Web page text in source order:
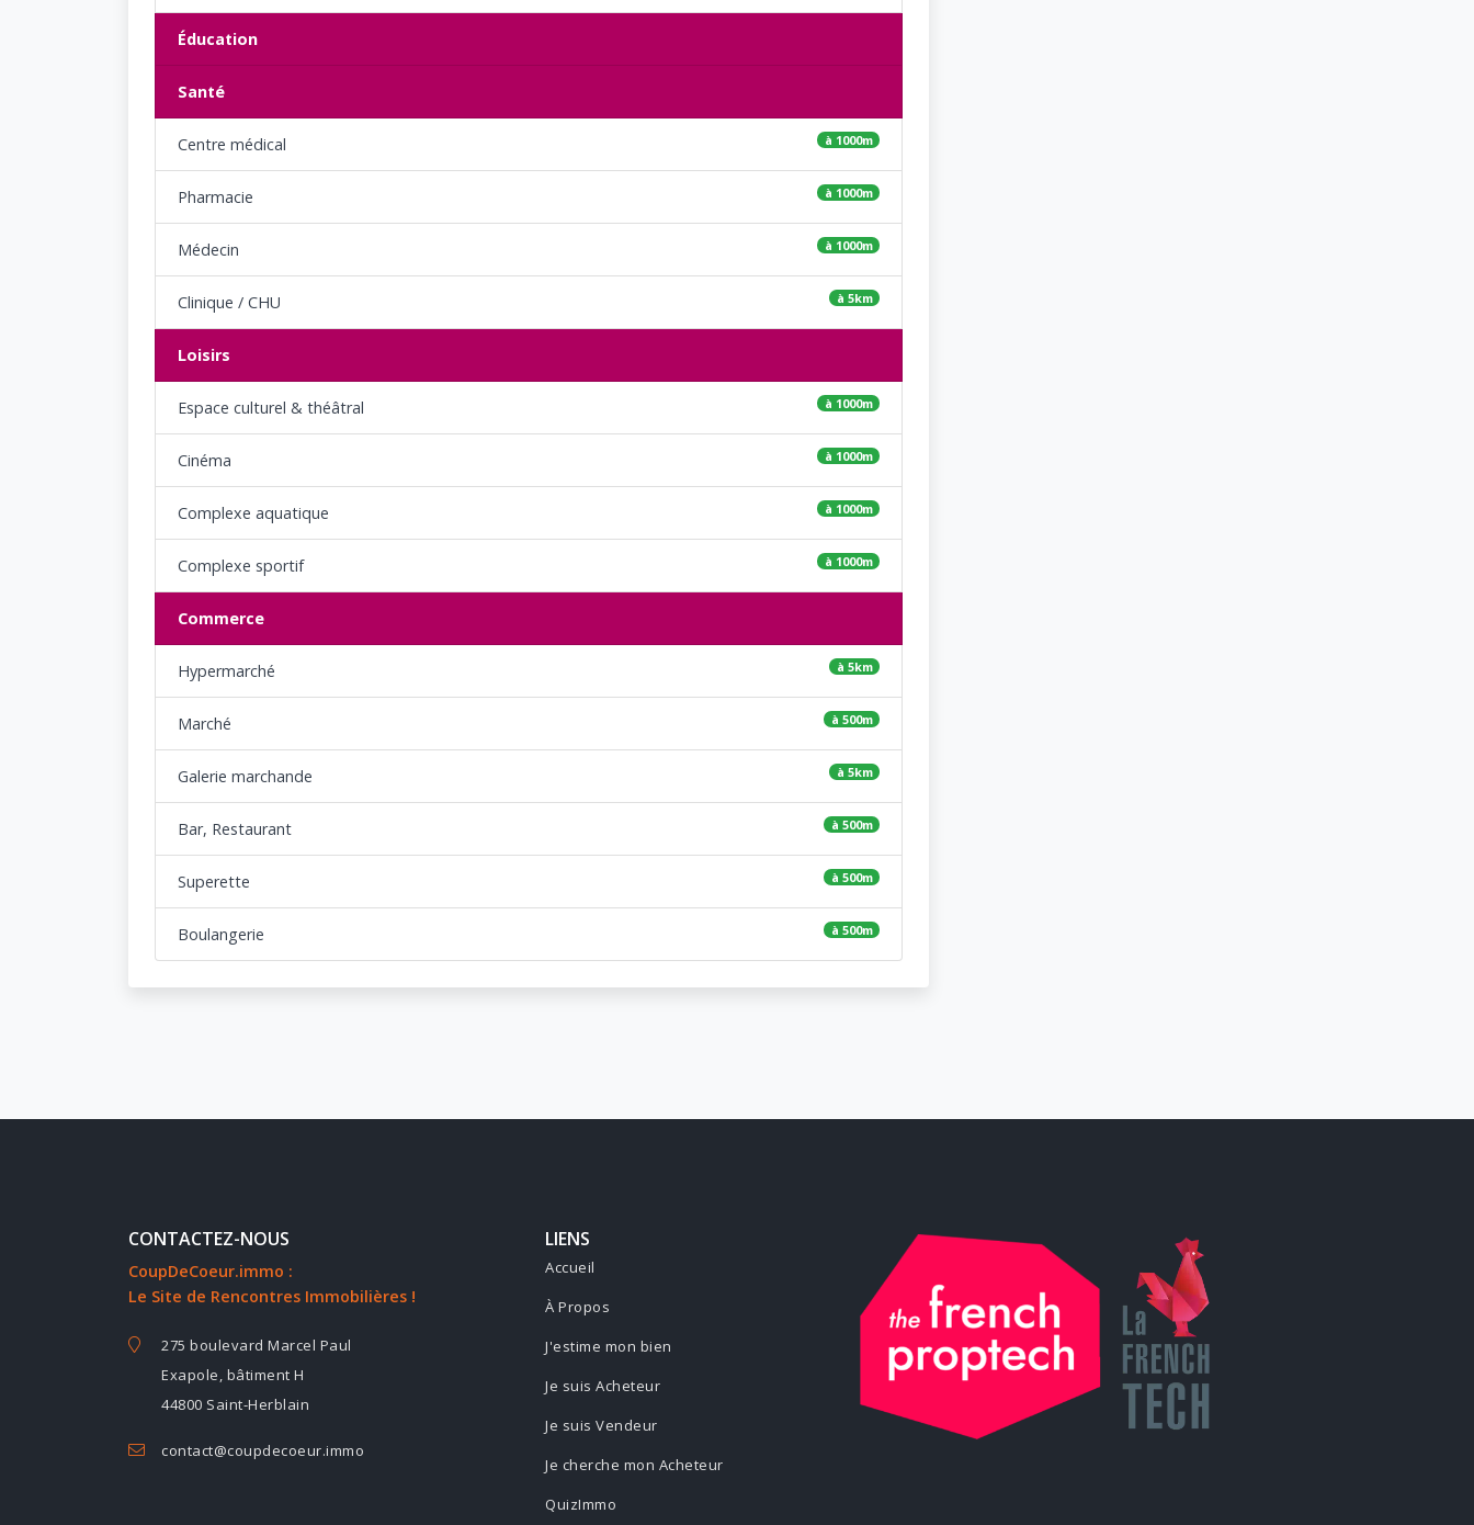
Éducation
Santé
Centre médical à 1000m
Pharmacie à 1000m
Médecin à 1000m
Clinique / CHU à 5km
Loisirs
Espace culturel & théâtral à 1000m
Cinéma à 1000m
Complexe aquatique à 1000m
Complexe sportif à 1000m
Commerce
Hypermarché à 5km
Marché à 500m
Galerie marchande à 5km
Bar, Restaurant à 500m
Superette à 500m
Boulangerie à 500m
CONTACTEZ-NOUS
CoupDeCoeur.immo :
Le Site de Rencontres Immobilières !
275 boulevard Marcel Paul
Exapole, bâtiment H
44800 Saint-Herblain
contact@coupdecoeur.immo
LIENS
Accueil
À Propos
J'estime mon bien
Je suis Acheteur
Je suis Vendeur
Je cherche mon Acheteur
QuizImmo